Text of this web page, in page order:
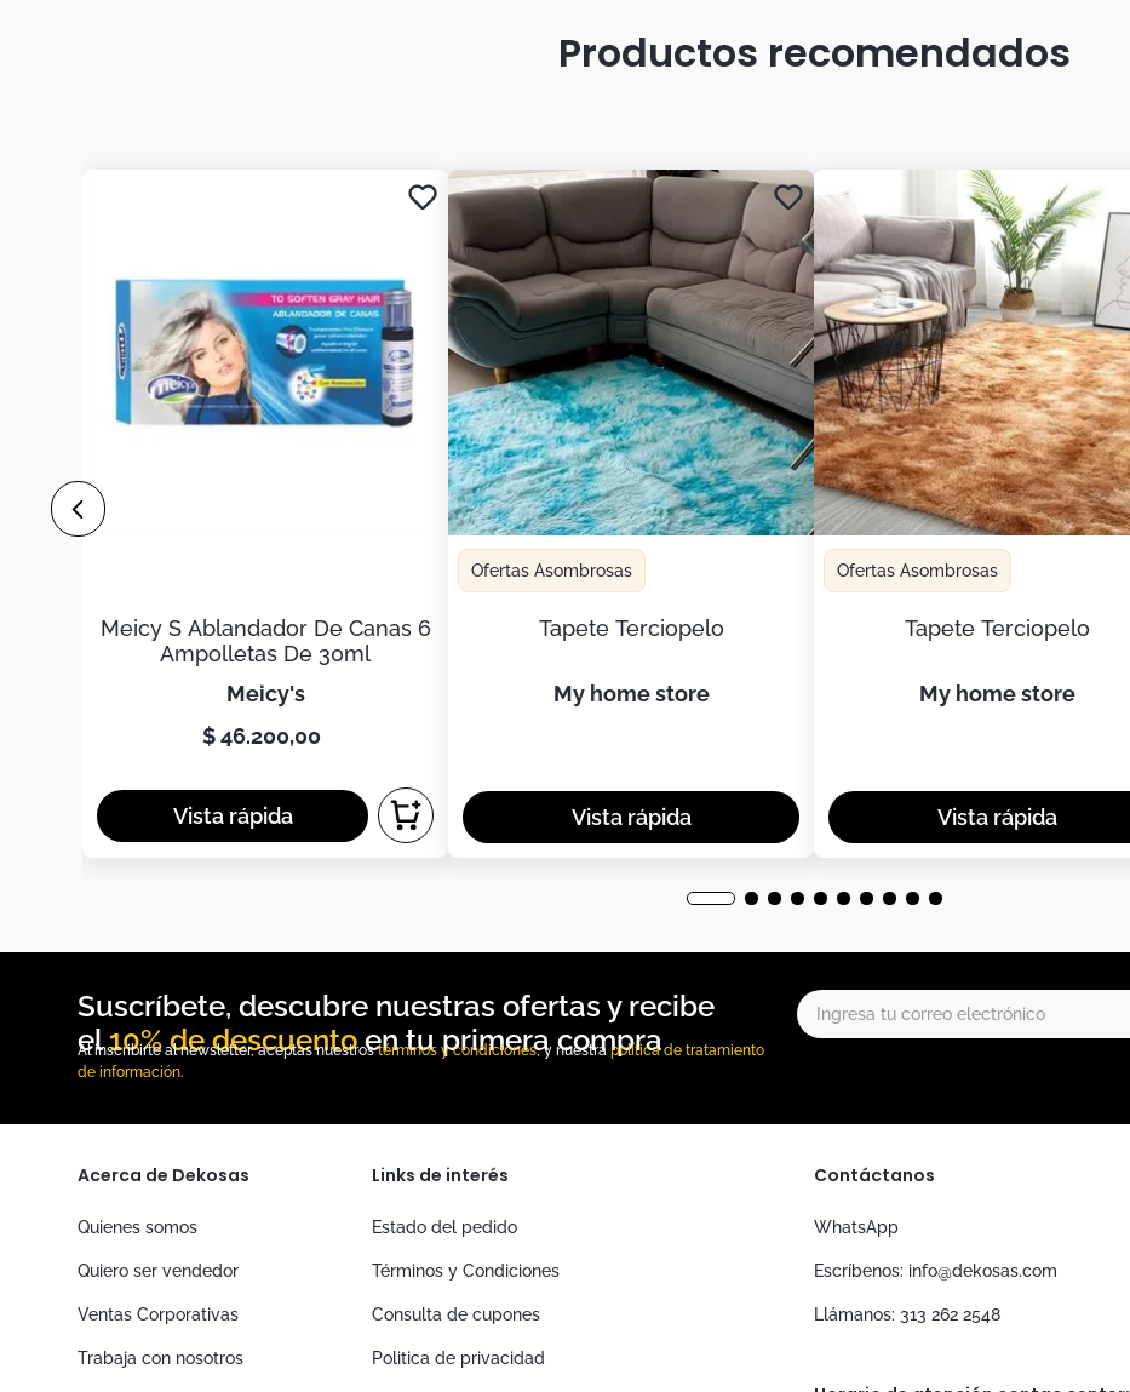
Productos recomendados
Meicy S Ablandador De Canas 6
Ampolletas De 30ml
meicy's
$ 46.200,00
Ofertas Asombrosas
Tapete Terciopelo
my home store
Ofertas Asombrosas
Tapete Terciopelo
my home store
10% de descuento
Al inscribirte al newsletter, aceptas nuestrostérminos y condiciones, y nuestra política de tratamiento
de información.
Acerca de Dekosas
Quienes somos
Quiero ser vendedor
Ventas Corporativas
Trabaja con nosotros
Links de interés
Estado del pedido
Términos y Condiciones
Consulta de cupones
Politica de privacidad
Contáctanos
WhatsApp
Escríbenos: info@dekosas.com
Llámanos: 313 262 2548